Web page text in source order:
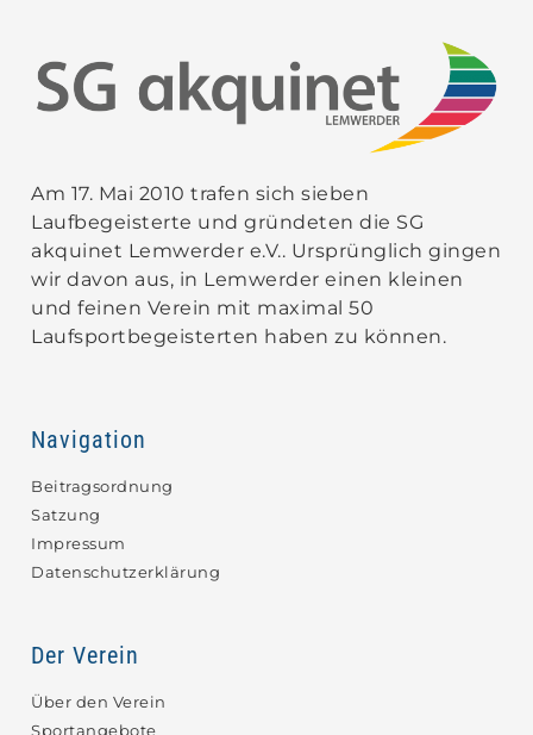
Am 17. Mai 2010 trafen sich sieben
Laufbegeisterte und gründeten die SG
akquinet Lemwerder e.V.. Ursprünglich gingen
wir davon aus, in Lemwerder einen kleinen
und feinen Verein mit maximal 50
Laufsportbegeisterten haben zu können.
Navigation
Beitragsordnung
Satzung
Impressum
Datenschutzerklärung
Der Verein
Über den Verein
Sportangebote